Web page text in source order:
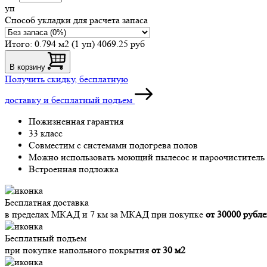
уп
Способ укладки для расчета запаса
Итого: 0.794 м2 (1 уп) 4069.25 руб
В корзину
Получить скидку, бесплатную
доставку и бесплатный подъем
Пожизненная гарантия
33 класс
Совместим с системами подогрева полов
Можно использовать моющий пылесос и пароочиститель
Встроенная подложка
Бесплатная доставка
в пределах МКАД и 7 км за МКАД при покупке от 30000
Бесплатный подъем
при покупке напольного покрытия от 30 м2